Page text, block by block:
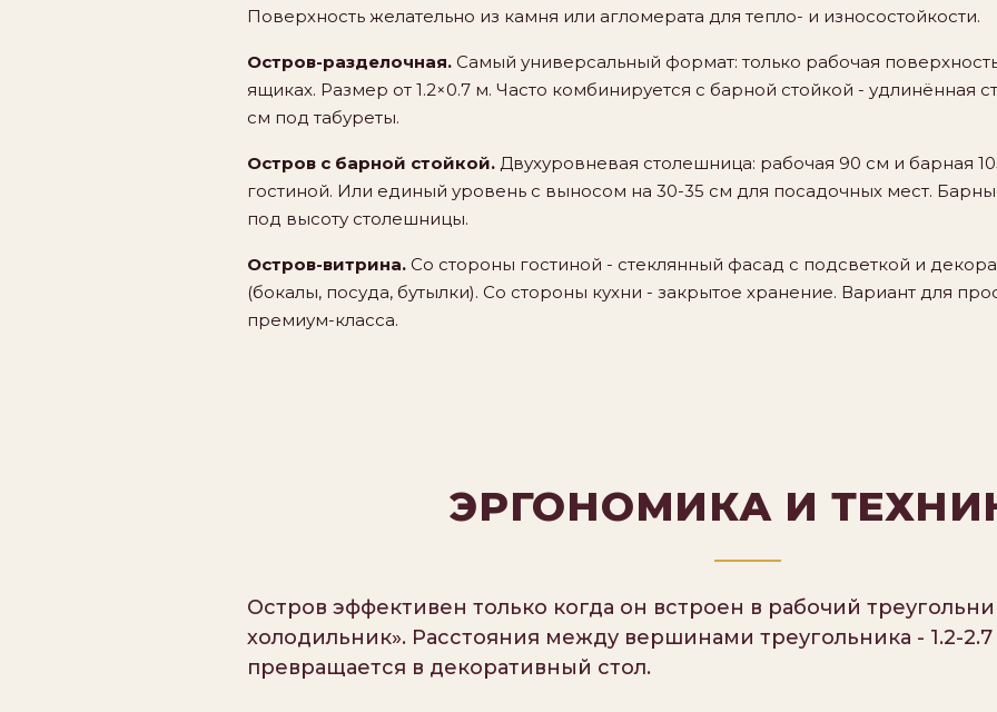
Поверхность желательно из камня или агломерата для тепло- и износостойкости.
Остров-разделочная. Самый универсальный формат: только рабочая
ящиках. Размер от 1.2×0.7 м. Часто комбинируется с барной стойкой - удлинённая
см под табуреты.
Остров с барной стойкой. Двухуровневая столешница: рабочая 90 см и барная
гостиной. Или единый уровень с выносом на 30-35 см для посадочных мест.
под высоту столешницы.
Остров-витрина. Со стороны гостиной - стеклянный фасад с подсветкой и
(бокалы, посуда, бутылки). Со стороны кухни - закрытое хранение. Вариант для
премиум-класса.
ЭРГОНОМИКА И
Остров эффективен только когда он встроен в рабочий
холодильник». Расстояния между вершинами треугольника - 1.2-
превращается в декоративный стол.